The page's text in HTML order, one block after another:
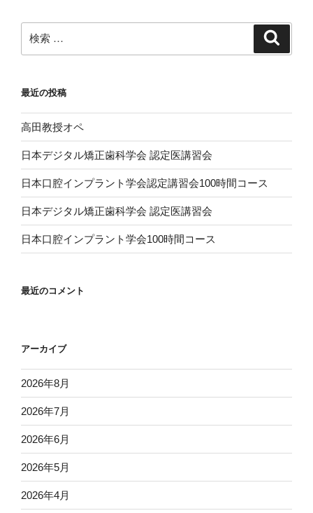
ン
索:
最近の投稿
高田教授オペ
日本デジタル矯正歯科学会 認定医講習会
日本口腔インプラント学会認定講習会100時間コース
日本デジタル矯正歯科学会 認定医講習会
日本口腔インプラント学会100時間コース
最近のコメント
アーカイブ
2026年8月
2026年7月
2026年6月
2026年5月
2026年4月